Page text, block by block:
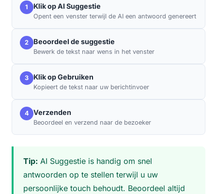
1 Klik op AI Suggestie
Opent een venster terwijl de AI een antwoord genereert
2 Beoordeel de suggestie
Bewerk de tekst naar wens in het venster
3 Klik op Gebruiken
Kopieert de tekst naar uw berichtinvoer
4 Verzenden
Beoordeel en verzend naar de bezoeker
Tip: AI Suggestie is handig om snel
antwoorden op te stellen terwijl u uw
persoonlijke touch behoudt. Beoordeel altijd